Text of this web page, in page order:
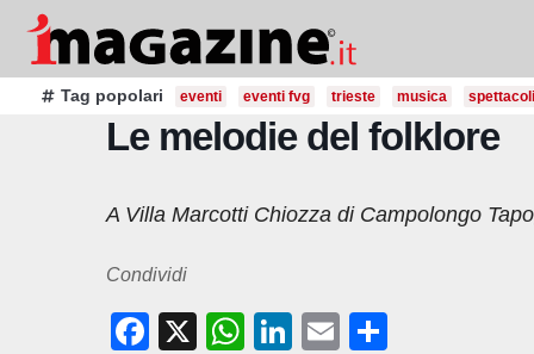
Salta
contenutoTag popolari eventi eventi fvg trieste musica spettacoli
Le melodie del folklore
A Villa Marcotti Chiozza di Campolongo
Condividi
F
X
W
Li
E